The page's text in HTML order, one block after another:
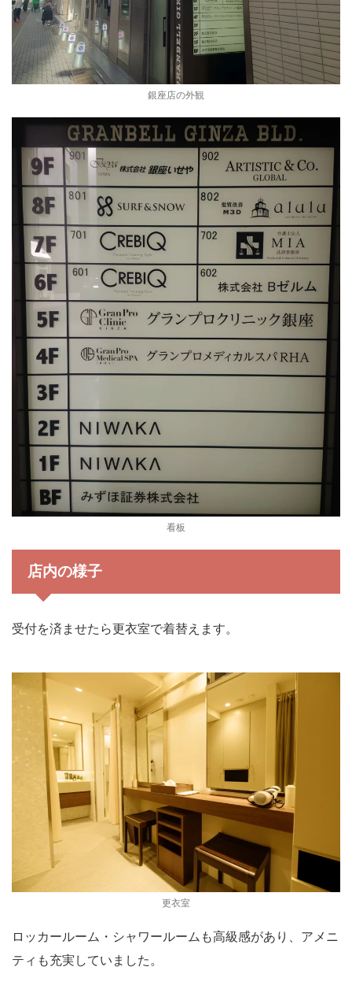
銀座店の外観
看板
店内の様子
受付を済ませたら更衣室で着替えます。
更衣室
ロッカールーム・シャワールームも高級感があり、アメニ
ティも充実していました。